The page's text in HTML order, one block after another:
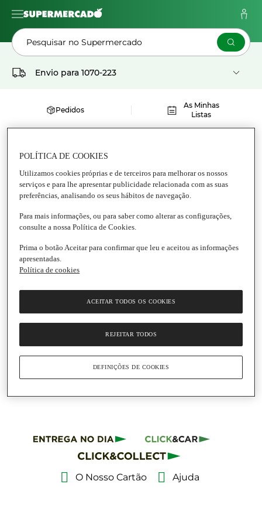
Pesquisar no Supermercado
Envio para 1070-223
Pedidos
As Minhas
Listas
Adicionar
4,99 €
Embalagem
O Nosso Cartão Ajuda
POLÍTICA DE COOKIES
Utilizamos cookies próprias e de terceiros para melhorar os nossos
serviços e para lhe apresentar publicidade relacionada com as suas
preferências, analisando os seus hábitos de navegação.
Para mais informações, ou para saber como alterar as configurações,
consulte a nossa Política de Cookies.
Prima o botão Aceitar para confirmar que leu e aceitou as informações
apresentadas.
Política de cookies
REJEITAR TODOS
ACEITAR TODOS OS COOKIES
DEFINIÇÕES DE COOKIES